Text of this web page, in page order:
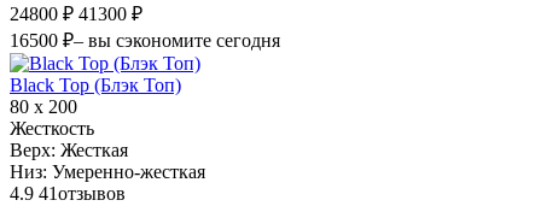
24800 ₽ 41300 ₽
16500 ₽– вы сэкономите сегодня
Black Top (Блэк Топ)
80 х 200
Жесткость
Верх: Жесткая
Низ: Умеренно-жесткая
4.9 41отзывов